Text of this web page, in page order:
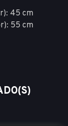
45 cm
55 cm